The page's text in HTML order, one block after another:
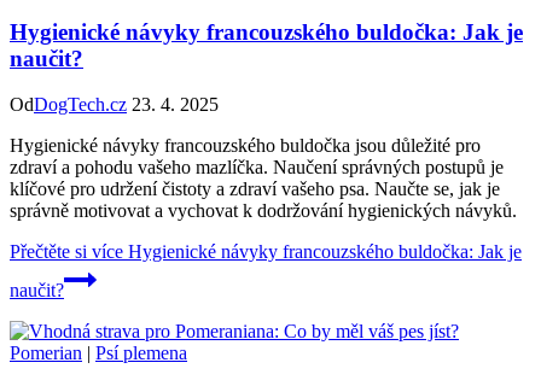
Hygienické návyky francouzského buldočka: Jak je
naučit?
OdDogTech.cz 23. 4. 2025
Hygienické návyky francouzského buldočka jsou důležité pro
zdraví a pohodu vašeho mazlíčka. Naučení správných postupů je
klíčové pro udržení čistoty a zdraví vašeho psa. Naučte se, jak je
správně motivovat a vychovat k dodržování hygienických návyků.
Přečtěte si více Hygienické návyky francouzského buldočka: Jak je
naučit?
Pomerian | Psí plemena